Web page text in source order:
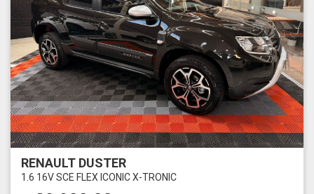
RENAULT DUSTER
1.6 16V SCE FLEX ICONIC X-TRONIC